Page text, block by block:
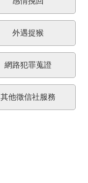
外遇捉猴
網路犯罪蒐證
其他徵信社服務